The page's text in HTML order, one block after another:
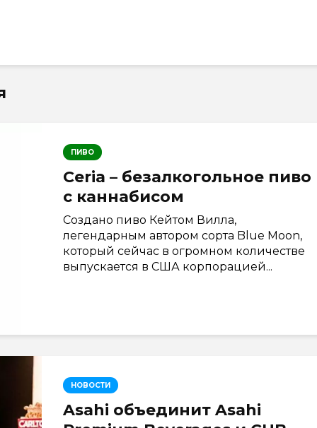
ПИВО
Ceria – безалкогольное пиво
с каннабисом
Создано пиво Кейтом Вилла,
легендарным автором сорта Blue Moon,
который сейчас в огромном количестве
выпускается в США корпорацией...
НОВОСТИ
Asahi объединит Asahi